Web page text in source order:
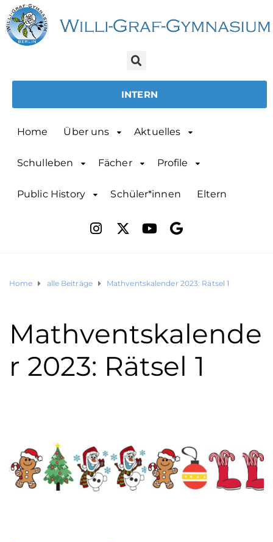
INTERN
Home Über uns Aktuelles
Schulleben Fächer Profile
Public History Schüler*innen Eltern
Home alle Beiträge Mathventskalender 2023: Rätsel 1
Mathventskalende
r 2023: Rätsel 1